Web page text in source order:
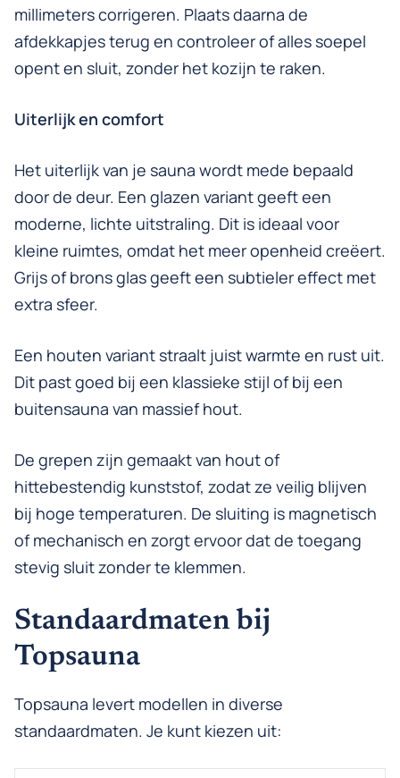
millimeters corrigeren. Plaats daarna de
afdekkapjes terug en controleer of alles soepel
opent en sluit, zonder het kozijn te raken.
Uiterlijk en comfort
Het uiterlijk van je sauna wordt mede bepaald
door de deur. Een glazen variant geeft een
moderne, lichte uitstraling. Dit is ideaal voor
kleine ruimtes, omdat het meer openheid creëert.
Grijs of brons glas geeft een subtieler effect met
extra sfeer.
Een houten variant straalt juist warmte en rust uit.
Dit past goed bij een klassieke stijl of bij een
buitensauna van massief hout.
De grepen zijn gemaakt van hout of
hittebestendig kunststof, zodat ze veilig blijven
bij hoge temperaturen. De sluiting is magnetisch
of mechanisch en zorgt ervoor dat de toegang
stevig sluit zonder te klemmen.
Standaardmaten bij
Topsauna
Topsauna levert modellen in diverse
standaardmaten. Je kunt kiezen uit: